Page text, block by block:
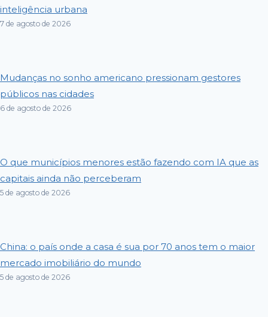
inteligência urbana
7 de agosto de 2026
Mudanças no sonho americano pressionam gestores
públicos nas cidades
6 de agosto de 2026
O que municípios menores estão fazendo com IA que as
capitais ainda não perceberam
5 de agosto de 2026
China: o país onde a casa é sua por 70 anos tem o maior
mercado imobiliário do mundo
5 de agosto de 2026